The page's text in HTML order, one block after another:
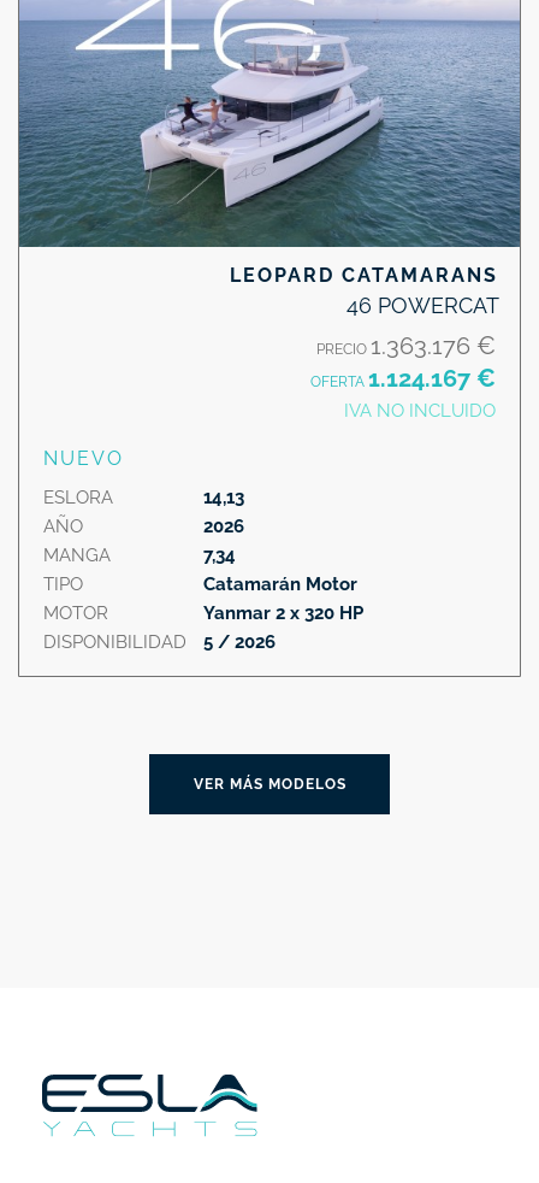
LEOPARD CATAMARANS
46 POWERCAT
PRECIO 1.363.176 €
OFERTA 1.124.167 €
IVA NO INCLUIDO
NUEVO
ESLORA
AÑO
MANGA
TIPO
MOTOR
DISPONIBILIDAD
14,13
2026
7,34
Catamarán Motor
Yanmar 2 x 320 HP
5 / 2026
VER MÁS MODELOS